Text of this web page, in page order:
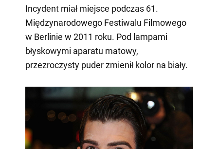
Incydent miał miejsce podczas 61.
Międzynarodowego Festiwalu Filmowego
w Berlinie w 2011 roku. Pod lampami
błyskowymi aparatu matowy,
przezroczysty puder zmienił kolor na biały.